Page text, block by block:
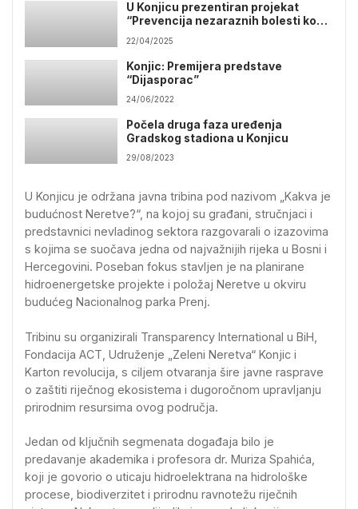
U Konjicu prezentiran projekat
“Prevencija nezaraznih bolesti kod
romske populacije”
22/04/2025
Konjic: Premijera predstave
“Dijasporac”
24/06/2022
Počela druga faza uređenja
Gradskog stadiona u Konjicu
29/08/2023
U Konjicu je održana javna tribina pod nazivom „Kakva je
budućnost Neretve?“, na kojoj su građani, stručnjaci i
predstavnici nevladinog sektora razgovarali o izazovima
s kojima se suočava jedna od najvažnijih rijeka u Bosni i
Hercegovini. Poseban fokus stavljen je na planirane
hidroenergetske projekte i položaj Neretve u okviru
budućeg Nacionalnog parka Prenj.
Tribinu su organizirali Transparency International u BiH,
Fondacija ACT, Udruženje „Zeleni Neretva“ Konjic i
Karton revolucija, s ciljem otvaranja šire javne rasprave
o zaštiti riječnog ekosistema i dugoročnom upravljanju
prirodnim resursima ovog područja.
Jedan od ključnih segmenata događaja bilo je
predavanje akademika i profesora dr. Muriza Spahića,
koji je govorio o uticaju hidroelektrana na hidrološke
procese, biodiverzitet i prirodnu ravnotežu riječnih